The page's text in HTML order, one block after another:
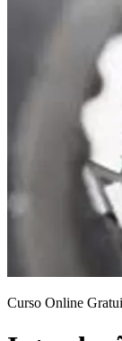
Curso Online